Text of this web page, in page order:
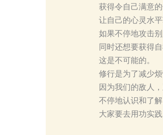
获得令自己满意
让自己的心灵水平
如果不停地攻击
同时还想要获得
这是不可能的。
修行是为了减少烦
因为我们的敌人
不停地认识和了
大家要去用功实践